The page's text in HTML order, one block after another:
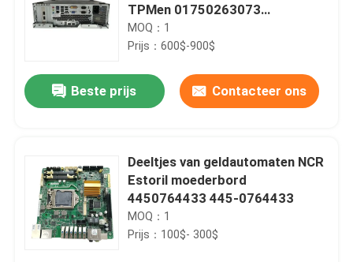
TPMen 01750263073
1750263073
MOQ：1
Prijs：600$-900$
Beste prijs Contacteer ons
Deeltjes van geldautomaten NCR
Estoril moederbord
4450764433 445-0764433
MOQ：1
Prijs：100$- 300$